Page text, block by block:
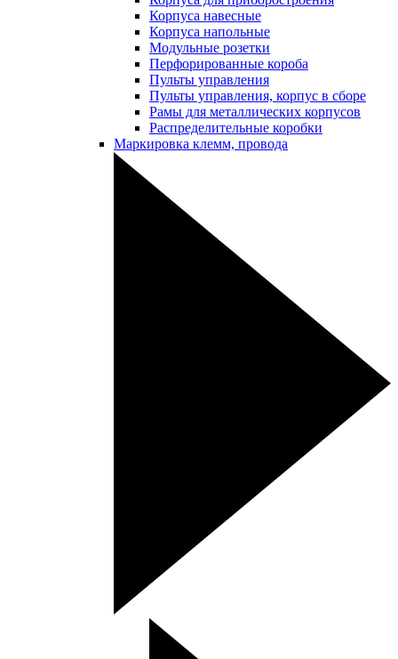
Корпуса навесные
Корпуса напольные
Модульные розетки
Перфорированные короба
Пульты управления
Пульты управления, корпус в сборе
Рамы для металлических корпусов
Распределительные коробки
Маркировка клемм, провода